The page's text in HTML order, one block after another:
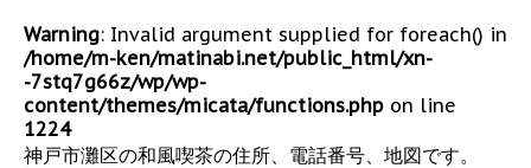
Warning: Invalid argument supplied for foreach() in
/home/m-ken/matinabi.net/public_html/xn-
-7stq7g66z/wp/wp-
content/themes/micata/functions.php on line
1224
神戸市灘区の和風喫茶の住所、電話番号、地図です。